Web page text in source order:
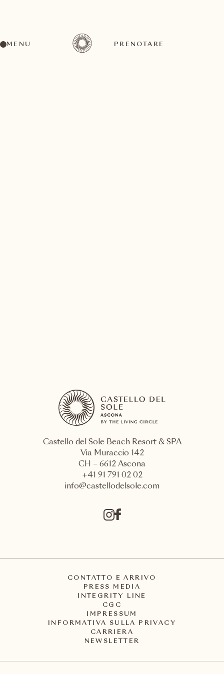
MENU PRENOTARE
Castello del Sole Beach Resort & SPA
Via Muraccio 142
CH – 6612 Ascona
+41 91 791 02 02
info@castellodelsole.com
CONTATTO E ARRIVO
PRESS MEDIA
INTEGRITY-LINE
CGC
IMPRESSUM
INFORMATIVA SULLA PRIVACY
CARRIERA
NEWSLETTER